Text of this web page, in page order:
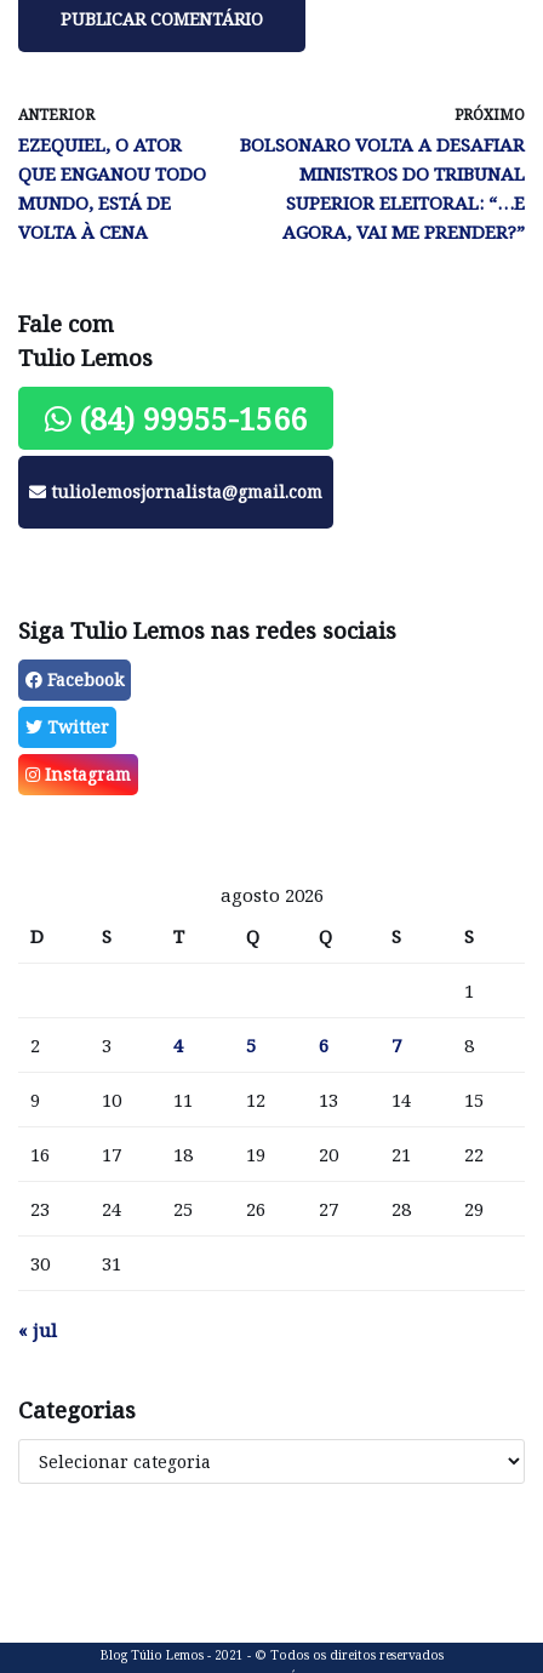
ANTERIOR
EZEQUIEL, O ATOR
QUE ENGANOU TODO
MUNDO, ESTÁ DE
VOLTA À CENA
PRÓXIMO
BOLSONARO VOLTA A DESAFIAR
MINISTROS DO TRIBUNAL
SUPERIOR ELEITORAL: “…E
AGORA, VAI ME PRENDER?”
Fale com
Tulio Lemos
(84) 99955-1566
tuliolemosjornalista@gmail.com
Siga Tulio Lemos nas redes sociais
Facebook
Twitter
Instagram
agosto 2026
D
S T Q Q S S
1
2 3 4 5 6 7 8
9 10 11 12 13 14 15
16 17 18 19 20 21 22
23 24 25 26 27 28 29
30 31
« jul
Categorias
Blog Túlio Lemos - 2021 - © Todos os direitos reservados